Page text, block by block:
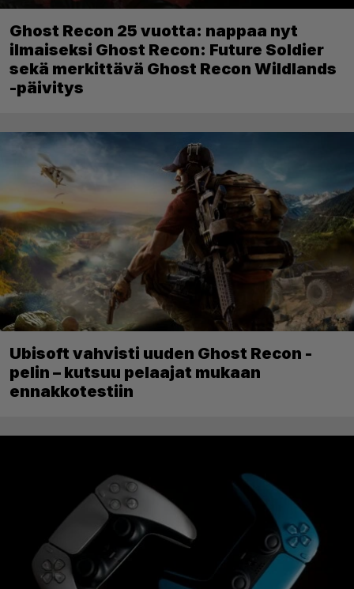
Ghost Recon 25 vuotta: nappaa nyt
ilmaiseksi Ghost Recon: Future Soldier
sekä merkittävä Ghost Recon Wildlands
-päivitys
Ubisoft vahvisti uuden Ghost Recon -
pelin – kutsuu pelaajat mukaan
ennakkotestiin